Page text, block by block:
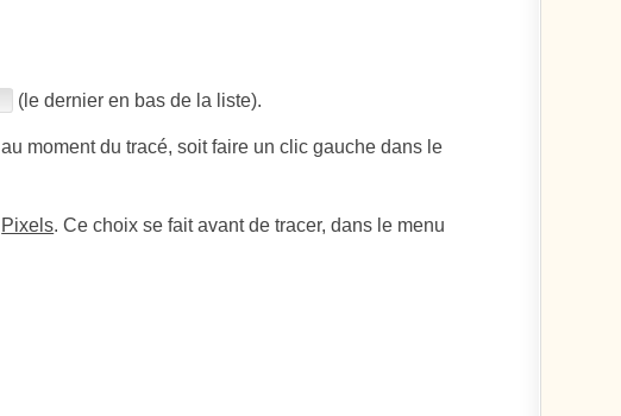
(le dernier en bas de la liste).
au moment du tracé, soit faire un clic gauche dans le
Pixels. Ce choix se fait avant de tracer, dans le menu